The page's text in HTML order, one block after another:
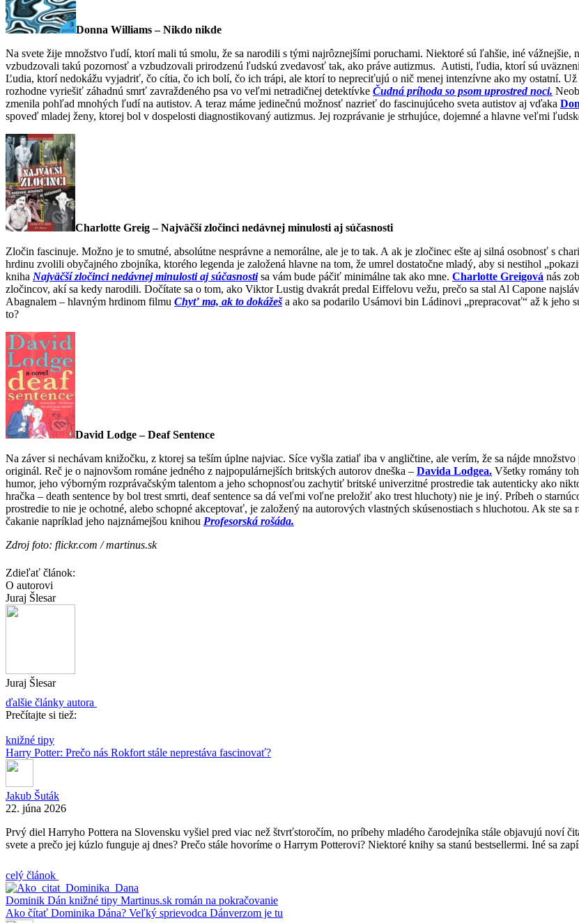
Donna Williams – Nikdo nikde
Na svete žije množstvo ľudí, ktorí mali tú smolu, že sa narodili s tými najrôznejšími poruchami. Niektoré sú ľahšie, iné
vzbudzovali takú pozornosť a vzbudzovali prirodzenú ľudskú zvedavosť tak, ako práve autizmus. Autisti, ľudia, ktorí sú
Ľudia, ktorí nedokážu vyjadriť, čo cítia, čo ich bolí, čo ich trápi, ale ktorí to nepreciťujú o nič menej intenzívne ako my ostatní. Už
rozhodne vyriešiť záhadnú smrť zavraždeného psa vo veľmi netradičnej detektívke Čudná príhoda so psom uprostred noci.
zmenila pohľad mnohých ľudí na autistov. A teraz máme jedinečnú možnosť nazrieť do fascinujúceho sveta autistov aj vďaka
spoveď mladej ženy, ktorej bol v dospelosti diagnostikovaný autizmus. Jej rozprávanie je strhujúce, dojemné a hlavne veľmi
Charlotte Greig – Najväčší zločinci nedávnej minulosti aj súčasnosti
Zločin fascinuje. Možno je to smutné, absolútne nesprávne a nemorálne, ale je to tak. A ak je zločinec ešte aj silná osobnosť s
hrdinu zvolili obyčajného zbojníka, ktorého legenda je založená hlavne na tom, že umrel dostatočne mladý, aby si nestihol
kniha Najväčší zločinci nedávnej minulosti aj súčasnostisa vám bude páčiť minimálne tak ako mne. Charlotte Greigová nás
zločincov, akí sa kedy narodili. Dočítate sa o tom, ako Viktor Lustig dvakrát predal Eiffelovu vežu, prečo sa stal Al Capone
Abagnalem – hlavným hrdinom filmu Chyť ma, ak to dokážeš a ako sa podarilo Usámovi bin Ládinovi „prepracovať“ až k jeho
to?
David Lodge – Deaf Sentence
Na záver si nechávam knižočku, z ktorej sa teším úplne najviac. Síce vyšla zatiaľ iba v angličtine, ale verím, že sa nájde
originál. Reč je o najnovšom románe jedného z najpopulárnejších britských autorov dneška – Davida Lodgea. Všetky romány
humor, jeho výborným rozprávačským talentom a jeho schopnosťou zachytiť britské univerzitné prostredie tak autenticky ako
hračka – death sentence by bol trest smrti, deaf sentence sa dá veľmi voľne preložiť ako trest hluchoty) nie je iný. Príbeh o
prostredie to nie je ochotné, alebo schopné akceptovať, je založený na autorových vlastných skúsenostiach s hluchotou. Ak ste
čakanie napríklad jeho najznámejšou knihou Profesorská rošáda.
Zdroj foto: flickr.com / martinus.sk
Zdieľať článok:
O autorovi
Juraj Šlesar
Juraj Šlesar
ďalšie články autora
Prečítajte si tiež:
knižné tipy
Harry Potter: Prečo nás Rokfort stále neprestáva fascinovať?
Jakub Šuták
22. júna 2026
Prvý diel Harryho Pottera na Slovensku vyšiel pred viac než štvrťstoročím, no príbehy mladého čarodejníka stále objavujú noví
svete a prečo jej kúzlo funguje aj dnes? Prečo stále hovoríme o Harrym Potterovi? Niektoré knihy sa stanú bestsellermi. Iné sa
celý článok
Dominik Dán knižné tipy Martinus.sk román na pokračovanie
Ako čítať Dominika Dána? Veľký sprievodca Dánverzom je tu